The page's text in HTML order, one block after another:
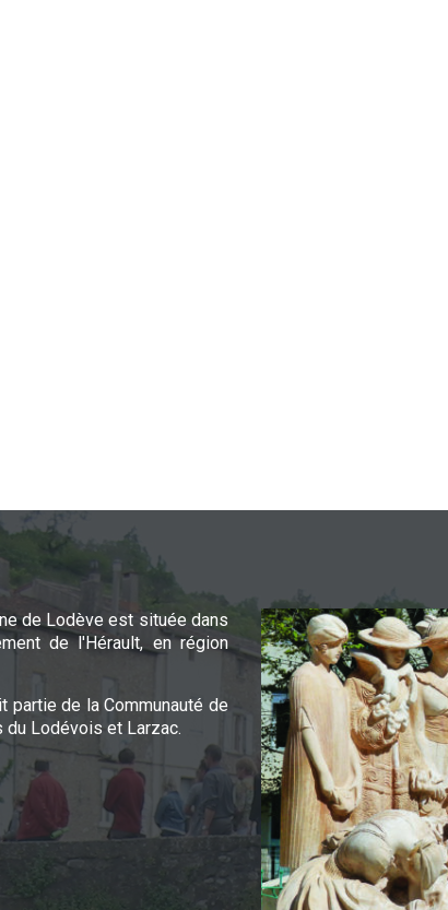
de Lodève est située dans
de l'Hérault, en région
partie de la Communauté de
du Lodévois et Larzac.